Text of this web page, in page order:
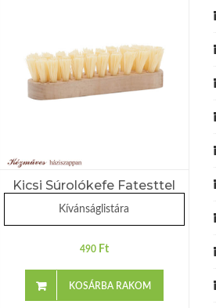
Kicsi Súrolókefe Fatesttel
Kívánságlistára
490 Ft
KOSÁRBA RAKOM